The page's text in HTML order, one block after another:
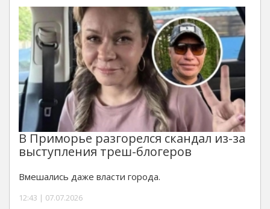
В Приморье разгорелся скандал из-за
выступления треш-блогеров
Вмешались даже власти города.
12:43 | 07.07.2026